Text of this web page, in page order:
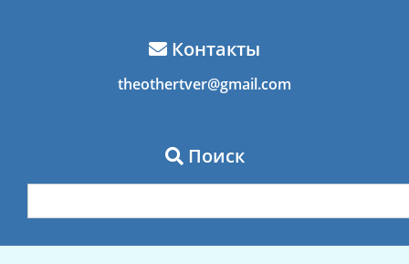
Контакты
theothertver@gmail.com
Поиск